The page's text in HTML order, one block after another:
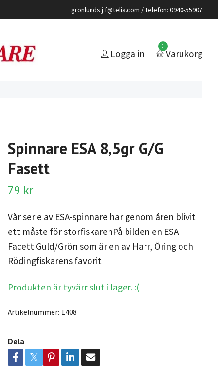
gronlunds.j.f@telia.com / Telefon: 0940-55907
Logga in
0
Varukorg
Spinnare ESA 8,5gr G/G
Fasett
79 kr
Vår serie av ESA-spinnare har genom åren blivit
ett måste för storfiskarenPå bilden en ESA
Facett Guld/Grön som är en av Harr, Öring och
Rödingfiskarens favorit
Produkten är tyvärr slut i lager. :(
Artikelnummer: 1408
Dela